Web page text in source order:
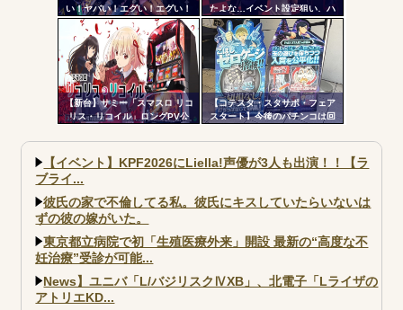
い！ヤバい！エグい！エグい！
アツい！アツい！」←語彙力無
さすぎだろｗｗｗ
たよな…イベント設定狙い、ハ
イエナ、超技術介入機、新装狙
い…
【新台】サミー「スマスロ リコ
リス・リコイル」ロングPV公
せよ！！！
【コテスタ・スタサポ・フェア
スタート】今後のパチンコは回
て釘は完全に廃止するべき
【イベント】KPF2026にLiella!声優が3人も出演！！【ラ
ブライ...
彼氏の家で不倫してる私。彼氏にキスしていたらいないは
ずの彼の嫁がいた。
東京都立病院で初「生殖医療外来」開設 最新の“高度な不
妊治療”受診が可能...
News】ユニバ「L/バジリスクⅣXB」、北電子「Lライザの
アトリエKD...